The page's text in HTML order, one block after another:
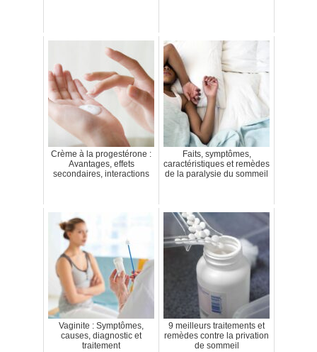
Crème à la progestérone :
Avantages, effets
secondaires, interactions
Faits, symptômes,
caractéristiques et remèdes
de la paralysie du sommeil
Vaginite : Symptômes,
causes, diagnostic et
traitement
9 meilleurs traitements et
remèdes contre la privation
de sommeil